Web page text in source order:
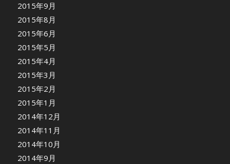
2015年9月
2015年8月
2015年6月
2015年5月
2015年4月
2015年3月
2015年2月
2015年1月
2014年12月
2014年11月
2014年10月
2014年9月